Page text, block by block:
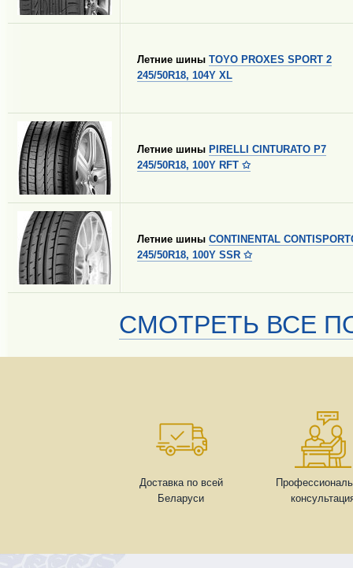
Летние шины TOYO PROXES SPORT 2
245/50R18, 104Y XL
Летние шины PIRELLI CINTURATO P7
245/50R18, 100Y RFT ✩
Летние шины CONTINENTAL
245/50R18, 100Y SSR ✩
СМОТРЕТЬ ВСЕ
Доставка по всей
Беларуси